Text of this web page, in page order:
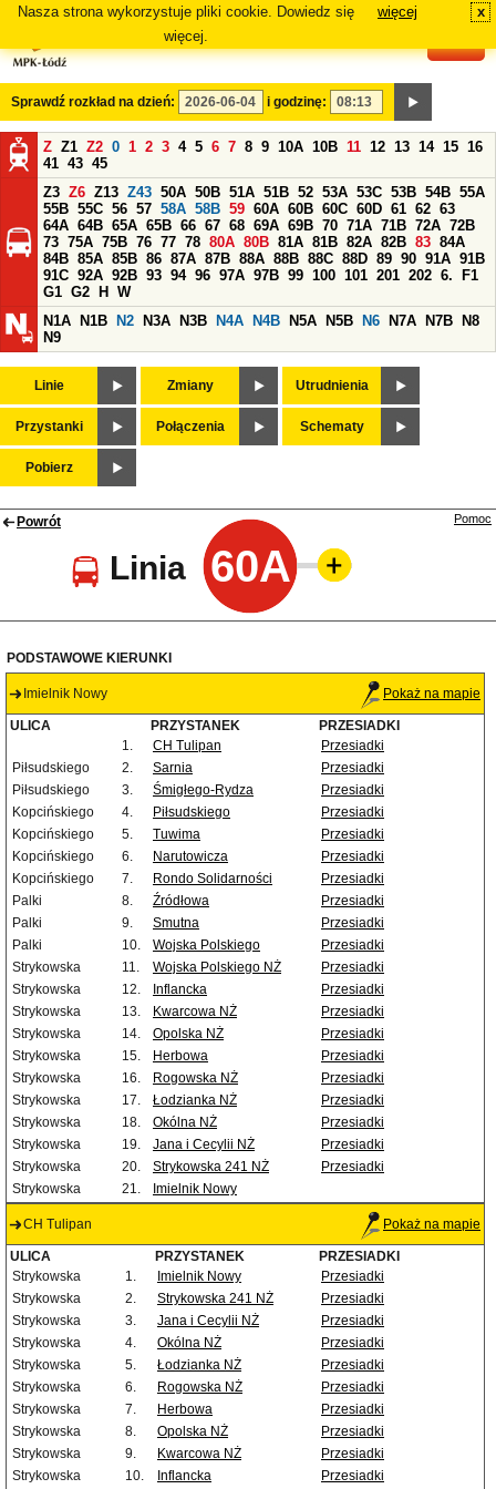
Nasza strona wykorzystuje pliki cookie. Dowiedz się
więcej.
więcej x
Sprawdź rozkład na dzień: i godzinę:
Z Z1 Z2 0 1 2 3 4 5 6 7 8 9 10A 10B 11 12 13 14 15 16
41 43 45
Z3 Z6 Z13 Z43 50A 50B 51A 51B 52 53A 53C 53B 54B 55A
55B 55C 56 57 58A 58B 59 60A 60B 60C 60D 61 62 63
64A 64B 65A 65B 66 67 68 69A 69B 70 71A 71B 72A 72B
73 75A 75B 76 77 78 80A 80B 81A 81B 82A 82B 83 84A
84B 85A 85B 86 87A 87B 88A 88B 88C 88D 89 90 91A 91B
91C 92A 92B 93 94 96 97A 97B 99 100 101 201 202 6.
F1
G1 G2 H
W
N1A
N1B N2 N3A N3B N4A N4B N5A N5B N6 N7A N7B
N8
N9
Linie Zmiany Utrudnienia
Przystanki Połączenia Schematy
Pobierz
Powrót
Linia 60A
Pomoc
PODSTAWOWE KIERUNKI
Imielnik Nowy Pokaż na mapie
ULICA PRZYSTANEK
PRZESIADKI
1.
CH Tulipan
Przesiadki
Piłsudskiego
2. Sarnia
Przesiadki
Piłsudskiego
3. Śmigłego-Rydza
Przesiadki
Kopcińskiego
4. Piłsudskiego
Przesiadki
Kopcińskiego
5. Tuwima
Przesiadki
Kopcińskiego
6. Narutowicza
Przesiadki
Kopcińskiego
7. Rondo Solidarności
Przesiadki
Palki
8. Źródłowa
Przesiadki
Palki
9. Smutna
Przesiadki
Palki
10. Wojska Polskiego
Przesiadki
Strykowska
11. Wojska Polskiego NŻ
Przesiadki
Strykowska
12. Inflancka
Przesiadki
Strykowska
13. Kwarcowa NŻ
Przesiadki
Strykowska
14. Opolska NŻ
Przesiadki
Strykowska
15. Herbowa
Przesiadki
Strykowska
16. Rogowska NŻ
Przesiadki
Strykowska
17. Łodzianka NŻ
Przesiadki
Strykowska
18. Okólna NŻ
Przesiadki
Strykowska
19. Jana i Cecylii NŻ
Przesiadki
Strykowska
20. Strykowska 241 NŻ
Przesiadki
Strykowska
21. Imielnik Nowy
CH Tulipan Pokaż na mapie
ULICA PRZYSTANEK
PRZESIADKI
Strykowska
1. Imielnik Nowy
Przesiadki
Strykowska
2. Strykowska 241 NŻ
Przesiadki
Strykowska
3. Jana i Cecylii NŻ
Przesiadki
Strykowska
4. Okólna NŻ
Przesiadki
Strykowska
5. Łodzianka NŻ
Przesiadki
Strykowska
6. Rogowska NŻ
Przesiadki
Strykowska
7. Herbowa
Przesiadki
Strykowska
8. Opolska NŻ
Przesiadki
Strykowska
9. Kwarcowa NŻ
Przesiadki
Strykowska
10. Inflancka Przesiadki